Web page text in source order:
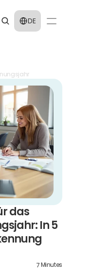
Select Language
DE
das
In 5
7Minutes